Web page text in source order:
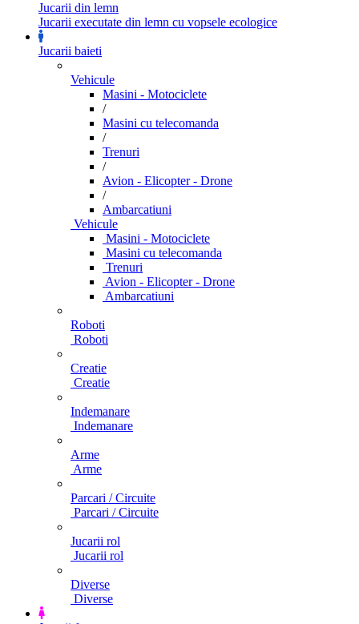
Jucarii din lemn
Jucarii executate din lemn cu vopsele ecologice
Jucarii baieti
Vehicule
Masini - Motociclete
/
Masini cu telecomanda
/
Trenuri
/
Avion - Elicopter - Drone
/
Ambarcatiuni
Vehicule
Masini - Motociclete
Masini cu telecomanda
Trenuri
Avion - Elicopter - Drone
Ambarcatiuni
Roboti
Roboti
Creatie
Creatie
Indemanare
Indemanare
Arme
Arme
Parcari / Circuite
Parcari / Circuite
Jucarii rol
Jucarii rol
Diverse
Diverse